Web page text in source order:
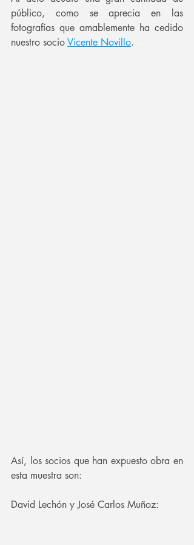
público, como se aprecia en las
fotografías que amablemente ha cedido
nuestro socio Vicente Novillo.
Así, los socios que han expuesto obra en
esta muestra son:
David Lechón y José Carlos Muñoz: